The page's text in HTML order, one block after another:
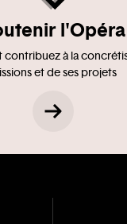
l'Opéra
contribuez à la
et de ses projets